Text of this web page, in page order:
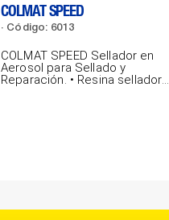
COLMAT SPEED
Código: 6013
COLMAT SPEED Sellador en
Aerosol para Sellado y
Reparación. • Resina selladora